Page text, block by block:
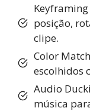
posição,
clipe.
Color
escolhidos
Audio
música